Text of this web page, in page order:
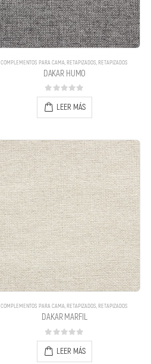
COMPLEMENTOS PARA CAMA, RETAPIZADOS, RETAPIZADOS
DAKAR HUMO
0out of 5
LEER MÁS
COMPLEMENTOS PARA CAMA,RETAPIZADOS,RETAPIZADOS
DAKAR MARFIL
0out of 5
LEER MÁS